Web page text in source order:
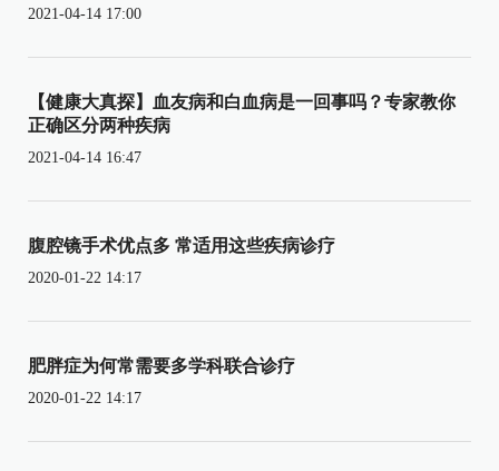
2021-04-14 17:00
【健康大真探】血友病和白血病是一回事吗？专家教你
正确区分两种疾病
2021-04-14 16:47
腹腔镜手术优点多 常适用这些疾病诊疗
2020-01-22 14:17
肥胖症为何常需要多学科联合诊疗
2020-01-22 14:17